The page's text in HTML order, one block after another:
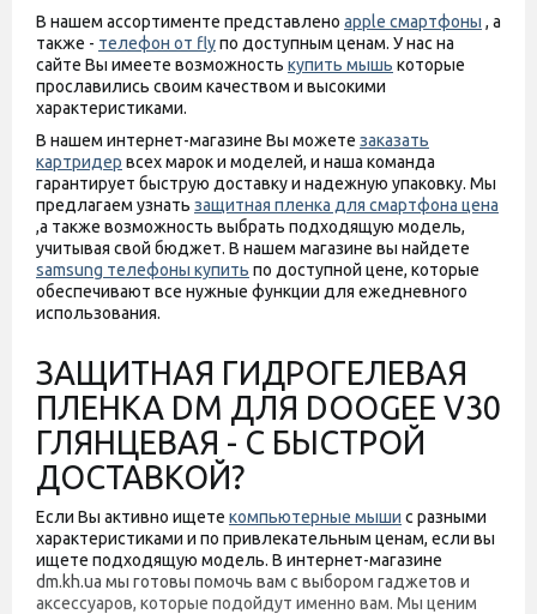
В нашем ассортименте представлено apple смартфоны , а
также - телефон от flyпо доступным ценам. У нас на
сайте Вы имеете возможность купить мышь которые
прославились своим качеством и высокими
характеристиками.
В нашем интернет-магазине Вы можете заказать
картридер всех марок и моделей, и наша команда
гарантирует быструю доставку и надежную упаковку. Мы
предлагаем узнать защитная пленка для смартфона цена
,а также возможность выбрать подходящую модель,
учитывая свой бюджет. В нашем магазине вы найдете
samsung телефоны купить по доступной цене, которые
обеспечивают все нужные функции для ежедневного
использования.
ЗАЩИТНАЯ ГИДРОГЕЛЕВАЯ
ПЛЕНКА DM ДЛЯ DOOGEE V30
ГЛЯНЦЕВАЯ - С БЫСТРОЙ
ДОСТАВКОЙ?
Если Вы активно ищете компьютерные мыши с разными
характеристиками и по привлекательным ценам, если вы
ищете подходящую модель. В интернет-магазине
dm.kh.ua мы готовы помочь вам с выбором гаджетов и
аксессуаров, которые подойдут именно вам. Мы ценим